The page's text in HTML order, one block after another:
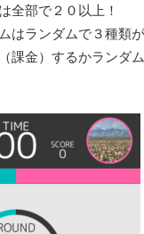
全部で２０以上！
はランダムで３種類
課金）するかランダ